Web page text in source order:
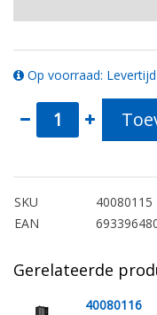
Op voorraad:
SKU
40080115
EAN
Gerelateerde
40080116